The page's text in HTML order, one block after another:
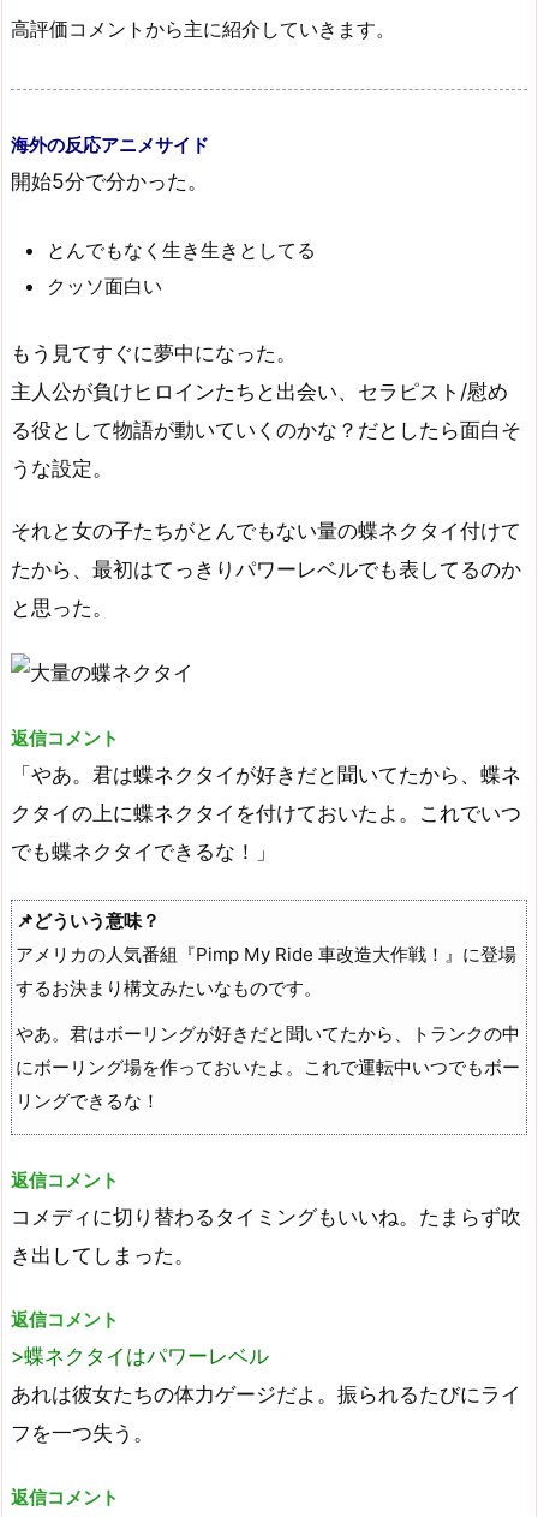
高評価コメントから主に紹介していきます。
海外の反応アニメサイド
開始5分で分かった。
とんでもなく生き生きとしてる
クッソ面白い
もう見てすぐに夢中になった。
主人公が負けヒロインたちと出会い、セラピスト/慰め
る役として物語が動いていくのかな？だとしたら面白そ
うな設定。
それと女の子たちがとんでもない量の蝶ネクタイ付けて
たから、最初はてっきりパワーレベルでも表してるのか
と思った。
返信コメント
「やあ。君は蝶ネクタイが好きだと聞いてたから、蝶ネ
クタイの上に蝶ネクタイを付けておいたよ。これでいつ
でも蝶ネクタイできるな！」
📌どういう意味？
アメリカの人気番組『Pimp My Ride 車改造大作戦！』に登場
するお決まり構文みたいなものです。
やあ。君はボーリングが好きだと聞いてたから、トランクの中
にボーリング場を作っておいたよ。これで運転中いつでもボー
リングできるな！
返信コメント
コメディに切り替わるタイミングもいいね。たまらず吹
き出してしまった。
返信コメント
>蝶ネクタイはパワーレベル
あれは彼女たちの体力ゲージだよ。振られるたびにライ
フを一つ失う。
返信コメント